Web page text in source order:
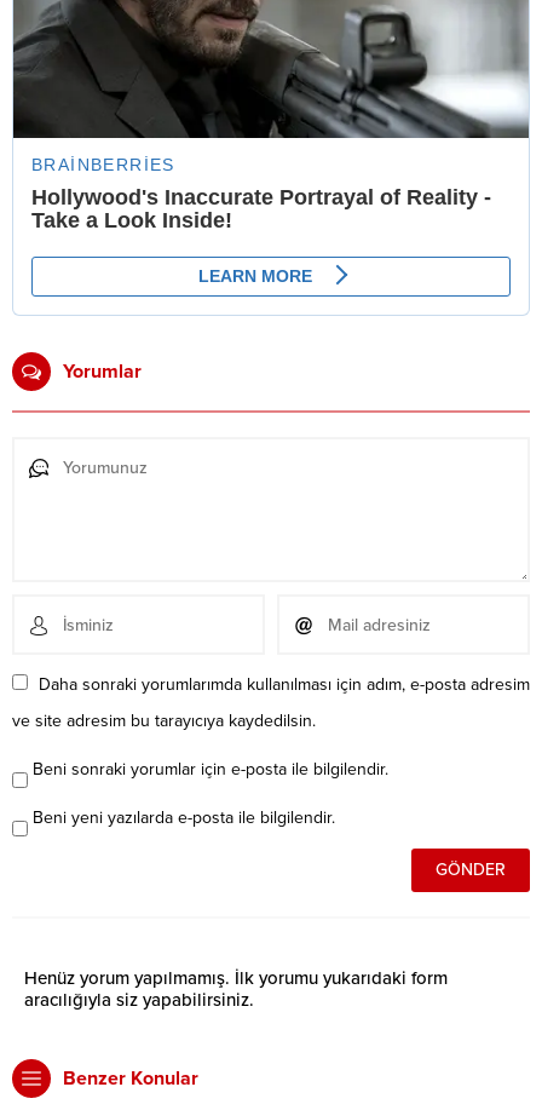
Yorumlar
Daha sonraki yorumlarımda kullanılması için adım, e-posta adresim
ve site adresim bu tarayıcıya kaydedilsin.
Beni sonraki yorumlar için e-posta ile bilgilendir.
Beni yeni yazılarda e-posta ile bilgilendir.
Henüz yorum yapılmamış. İlk yorumu yukarıdaki form
aracılığıyla siz yapabilirsiniz.
Benzer Konular